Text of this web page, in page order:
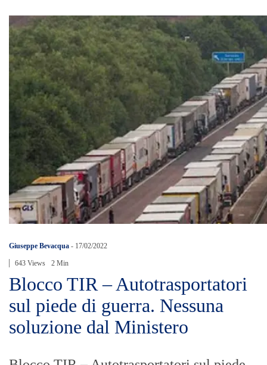
Giuseppe Bevacqua - 17/02/2022
643 Views 2 Min
Blocco TIR – Autotrasportatori
sul piede di guerra. Nessuna
soluzione dal Ministero